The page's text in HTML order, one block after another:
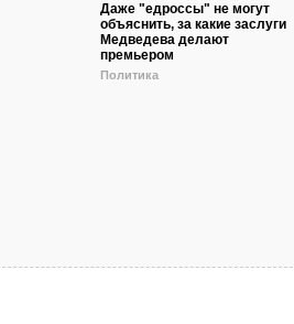
Даже "едроссы" не могут
объяснить, за какие заслуги
Медведева делают
премьером
Политика